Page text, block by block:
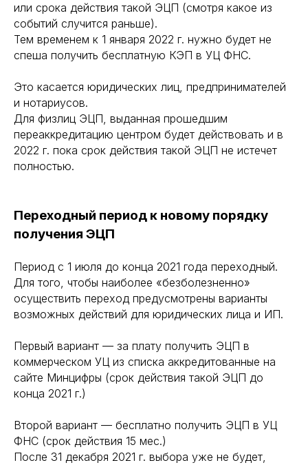
или срока действия такой ЭЦП (смотря какое из
событий случится раньше).
Тем временем к 1 января 2022 г. нужно будет не
спеша получить бесплатную КЭП в УЦ ФНС.
Это касается юридических лиц, предпринимателей
и нотариусов.
Для физлиц ЭЦП, выданная прошедшим
переаккредитацию центром будет действовать и в
2022 г. пока срок действия такой ЭЦП не истечет
полностью.
Переходный период к новому порядку
получения ЭЦП
Период с 1 июля до конца 2021 года переходный.
Для того, чтобы наиболее «безболезненно»
осуществить переход предусмотрены варианты
возможных действий для юридических лица и ИП.
Первый вариант — за плату получить ЭЦП в
коммерческом УЦ из списка аккредитованные на
сайте Минцифры (срок действия такой ЭЦП до
конца 2021 г.)
Второй вариант — бесплатно получить ЭЦП в УЦ
ФНС (срок действия 15 мес.)
После 31 декабря 2021 г. выбора уже не будет,